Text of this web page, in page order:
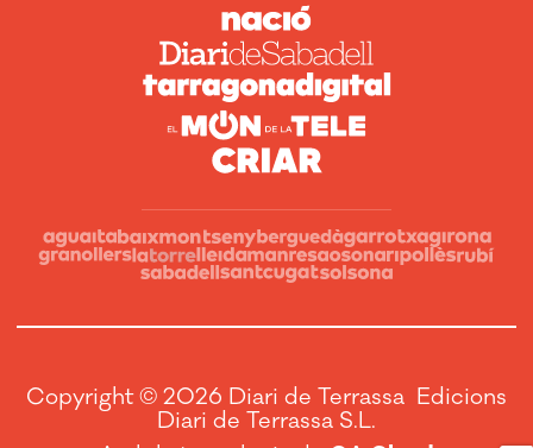
Copyright © 2026 Diari de Terrassa Edicions
Diari de Terrassa S.L.